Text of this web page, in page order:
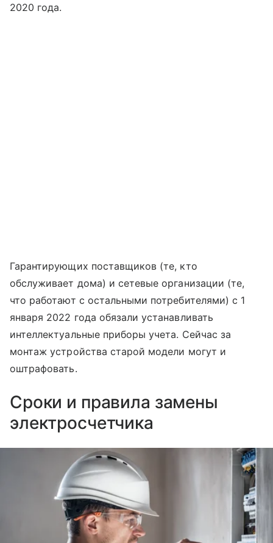
2020 года.
Гарантирующих поставщиков (те, кто
обслуживает дома) и сетевые организации (те,
что работают с остальными потребителями) с 1
января 2022 года обязали устанавливать
интеллектуальные приборы учета. Сейчас за
монтаж устройства старой модели могут и
оштрафовать.
Сроки и правила замены
электросчетчика